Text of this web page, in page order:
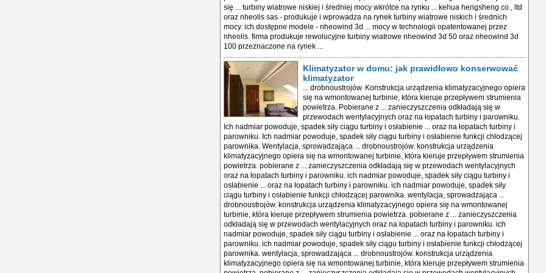
Klimatyzator w domu: jak prawidłowo konserwować
klimatyzator
... drobnoustrojów. Konstrukcja urządzenia klimatyzacyjnego opiera
się na wmontowanej turbinie, która kieruje przepływem strumienia
powietrza. Pobierane z ... zanieczyszczenia odkładają się w
przewodach wentylacyjnych oraz na łopatach turbiny i parowniku.
Ich nadmiar powoduje, spadek siły ciągu turbiny i osłabienie ... oraz na łopatach turbiny i
parowniku. Ich nadmiar powoduje, spadek siły ciągu turbiny i osłabienie funkcji chłodzącej
parownika. Wentylacja, sprowadzająca ... drobnoustrojów. konstrukcja urządzenia
klimatyzacyjnego opiera się na wmontowanej turbinie, która kieruje przepływem strumienia
powietrza. pobierane z ... zanieczyszczenia odkładają się w przewodach wentylacyjnych
oraz na łopatach turbiny i parowniku. ich nadmiar powoduje, spadek siły ciągu turbiny i
osłabienie ... oraz na łopatach turbiny i parowniku. ich nadmiar powoduje, spadek siły
ciągu turbiny i osłabienie funkcji chłodzącej parownika. wentylacja, sprowadzająca ...
drobnoustrojów. konstrukcja urządzenia klimatyzacyjnego opiera się na wmontowanej
turbinie, która kieruje przepływem strumienia powietrza. pobierane z ... zanieczyszczenia
odkładają się w przewodach wentylacyjnych oraz na łopatach turbiny i parowniku. ich
nadmiar powoduje, spadek siły ciągu turbiny i osłabienie ... oraz na łopatach turbiny i
parowniku. ich nadmiar powoduje, spadek siły ciągu turbiny i osłabienie funkcji chłodzącej
parownika. wentylacja, sprowadzająca ... drobnoustrojów. konstrukcja urządzenia
klimatyzacyjnego opiera się na wmontowanej turbinie, która kieruje przepływem strumienia